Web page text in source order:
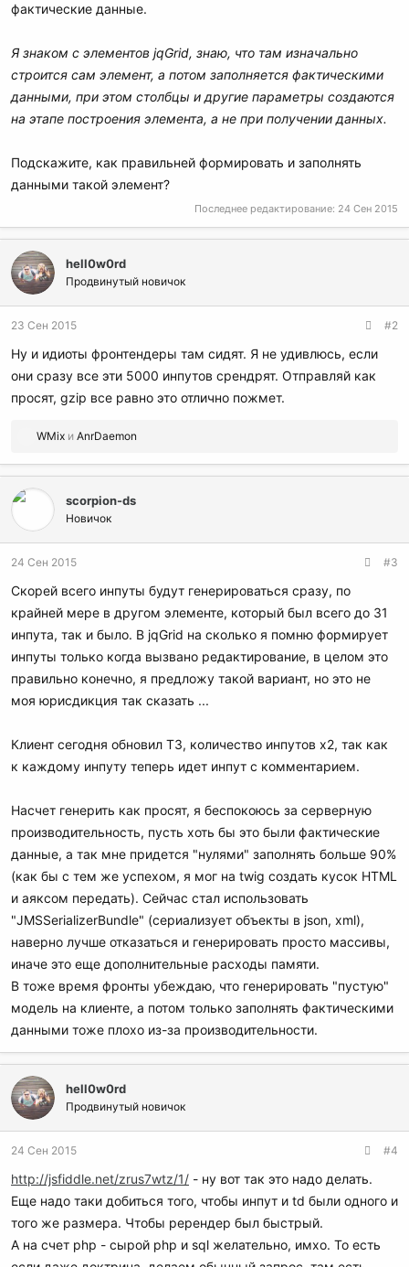
фактические данные.
Я знаком с элементов jqGrid, знаю, что там изначально
строится сам элемент, а потом заполняется фактическими
данными, при этом столбцы и другие параметры создаются
на этапе построения элемента, а не при получении данных.
Подскажите, как правильней формировать и заполнять
данными такой элемент?
Последнее редактирование: 24 Сен 2015
hell0w0rd
Продвинутый новичок
23 Сен 2015 #2
Ну и идиоты фронтендеры там сидят. Я не удивлюсь, если
они сразу все эти 5000 инпутов срендрят. Отправляй как
просят, gzip все равно это отлично пожмет.
Р
а
и
WMix и AnrDaemon
scorpion-ds
Новичок
24 Сен 2015 #3
Скорей всего инпуты будут генерироваться сразу, по
крайней мере в другом элементе, который был всего до 31
инпута, так и было. В jqGrid на сколько я помню формирует
инпуты только когда вызвано редактирование, в целом это
правильно конечно, я предложу такой вариант, но это не
моя юрисдикция так сказать ...
Клиент сегодня обновил ТЗ, количество инпутов x2, так как
к каждому инпуту теперь идет инпут с комментарием.
Насчет генерить как просят, я беспокоюсь за серверную
производительность, пусть хоть бы это были фактические
данные, а так мне придется "нулями" заполнять больше 90%
(как бы с тем же успехом, я мог на twig создать кусок HTML
и аяксом передать). Сейчас стал использовать
"JMSSerializerBundle" (сериализует объекты в json, xml),
наверно лучше отказаться и генерировать просто массивы,
иначе это еще дополнительные расходы памяти.
В тоже время фронты убеждаю, что генерировать "пустую"
модель на клиенте, а потом только заполнять фактическими
данными тоже плохо из-за производительности.
hell0w0rd
Продвинутый новичок
24 Сен 2015 #4
http://jsfiddle.net/zrus7wtz/1/ - ну вот так это надо делать.
Еще надо таки добиться того, чтобы инпут и td были одного и
того же размера. Чтобы ререндер был быстрый.
А на счет php - сырой php и sql желательно, имхо. То есть